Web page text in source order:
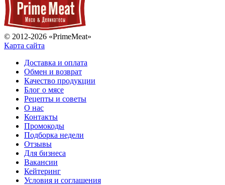
© 2012-2026 «PrimeMeat»
Карта сайта
Доставка и оплата
Обмен и возврат
Качество продукции
Блог о мясе
Рецепты и советы
О нас
Контакты
Промокоды
Подборка недели
Отзывы
Для бизнеса
Вакансии
Кейтеринг
Условия и соглашения